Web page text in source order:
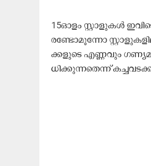
15ഓ​ളം സ്റ്റാ​ളു​ക​ൾ
ര​ണ്ടോ​മൂ​ന്നോ
ക്ക​ളു​ടെ എ​ണ്ണ​വും
ധി​ക്കു​ന്ന​തെ​ന്ന്